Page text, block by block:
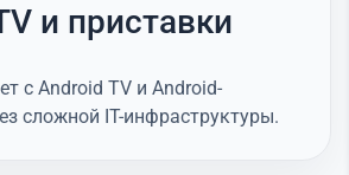
и приставки
с Android TV и Android-
сложной IT-инфраструктуры.